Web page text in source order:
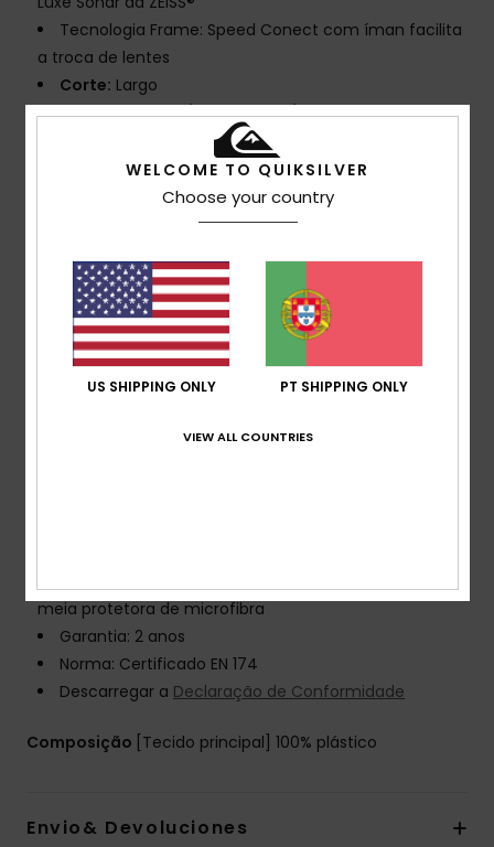
Tecnologia Frame: Speed Conect com íman facilita
a troca de lentes
Corte: Largo
MADE BETTER: ATÉ 30% DE MATÉRIA-PRIMA DE BASE
BIOLÓGICA OU RECICLADA
Composição: Armação: 15% de conteúdo de base
biológica, 85% de injeção de TPU sem verniz e sem
borracha
Conforto: Espuma facial de dupla densidade e
malha polar para o máximo conforto
Altura da alça larga com faixa de silicone interna
Tratamento das lentes: Lente sem distorção e
antiembaciamento e antirriscos
meia protetora de microfibra
Garantia: 2 anos
Norma: Certificado EN 174
Descarregar a Declaração de Conformidade
Composição [Tecido principal] 100% plástico
Envio& Devoluciones
WELCOME TO QUIKSILVER
Choose your country
US SHIPPING ONLY PT SHIPPING ONLY
VIEW ALL COUNTRIES